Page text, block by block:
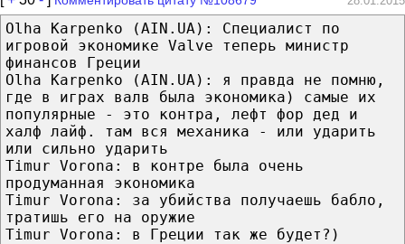
Olha Karpenko (AIN.UA): Специалист по
игровой экономике Valve теперь министр
финансов Греции
Olha Karpenko (AIN.UA): я правда не помню,
где в играх валв была экономика) самые их
популярные - это контра, лефт фор дед и
халф лайф. там вся механика - или ударить
или сильно ударить
Timur Vorona: в контре была очень
продуманная экономика
Timur Vorona: за убийства получаешь бабло,
тратишь его на оружие
Timur Vorona: в Греции так же будет?)